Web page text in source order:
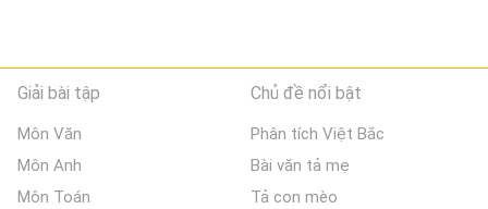
Giải bài tập
Môn Văn
Môn Anh
Môn Toán
Chủ đề nổi bật
Phân tích Việt Bắc
Bài văn tả mẹ
Tả con mèo